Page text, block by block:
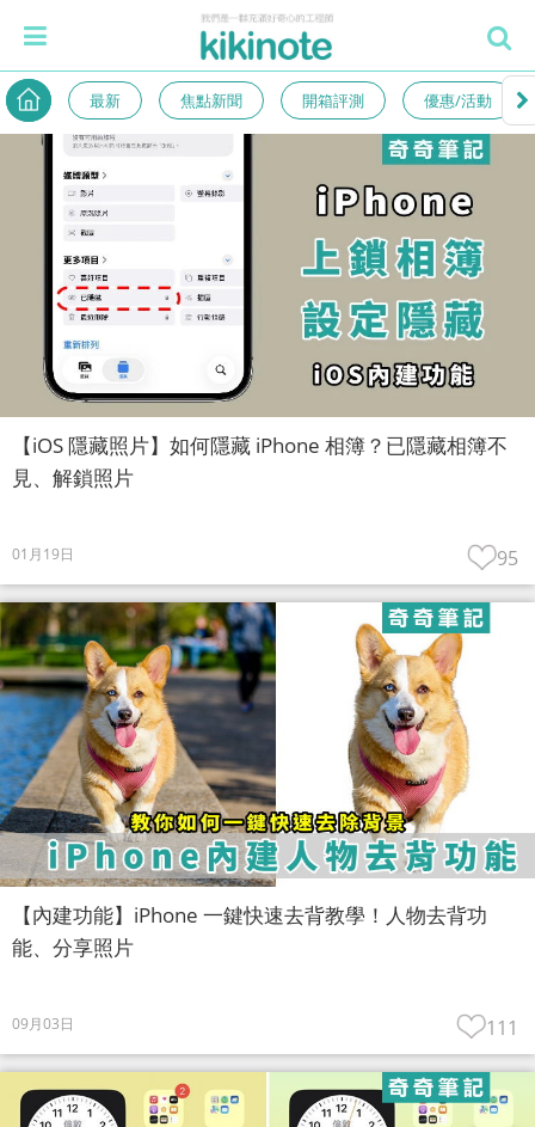
最新 焦點新聞 開箱評測 優惠/活動
【iOS 隱藏照片】如何隱藏 iPhone 相簿？已隱藏相簿不
見、解鎖照片
01月19日 95
【內建功能】iPhone 一鍵快速去背教學！人物去背功
能、分享照片
09月03日 111